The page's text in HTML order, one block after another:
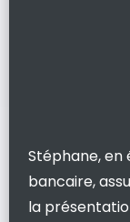
Stéphane,
bancaire,
la